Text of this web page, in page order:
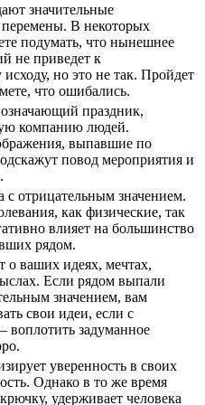
значительные
В некоторых
подумать, что нынешнее
не приведет к
но это не так. Пройдет
что ошибались.
праздник,
компанию людей.
выпавшие по
повод мероприятия и
с отрицательным значением.
как физические, так
влияет на большинство
рядом.
о ваших идеях, мечтах,
Если рядом выпали
значением, вам
свои идеи, если с
воплотить задуманное
уверенность в своих
Однако в то же время
удерживает человека